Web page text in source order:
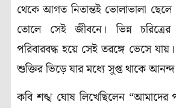
থেকে আগত নিতান্তই ভোলাভালা ছেলে
তোলে সেই জীবনে। ভিন্ন
পরিবারবদ্ধ হয়ে সেই তরঙ্গে ভেসে
শুক্তির ভিড়ে যার মধ্যে সুপ্ত থাকে
কবি শঙ্খ ঘোষ লিখেছিলেন